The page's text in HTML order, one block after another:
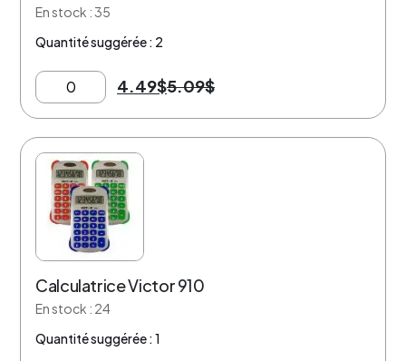
En stock : 35
Quantité suggérée : 2
4.49$5.09$
12% de rabais
Calculatrice Victor 910
En stock : 24
Quantité suggérée : 1